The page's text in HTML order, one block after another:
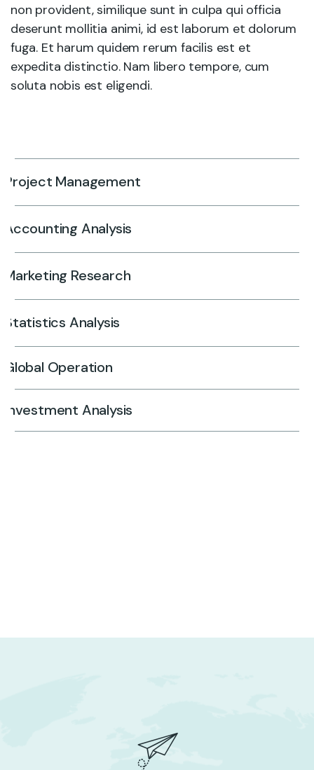
non provident, similique sunt in culpa qui officia
deserunt mollitia animi, id est laborum et dolorum
fuga. Et harum quidem rerum facilis est et
expedita distinctio. Nam libero tempore, cum
soluta nobis est eligendi.
Project Management
Accounting Analysis
Marketing Research
Statistics Analysis
Global Operation
Investment Analysis